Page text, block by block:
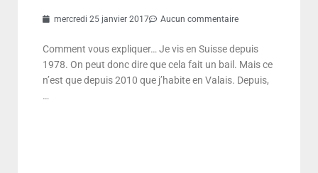
mercredi 25 janvier 2017 Aucun commentaire
Comment vous expliquer… Je vis en Suisse depuis
1978. On peut donc dire que cela fait un bail. Mais ce
n’est que depuis 2010 que j’habite en Valais. Depuis,
…